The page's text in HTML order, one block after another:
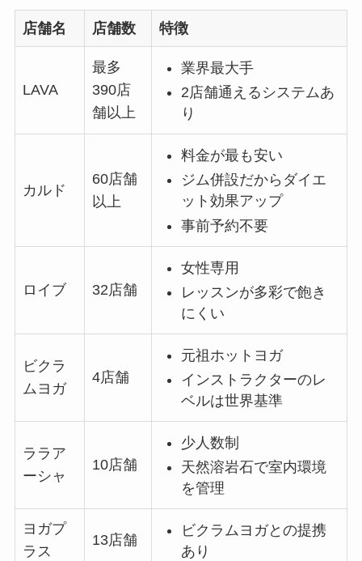
店舗名 店舗数 特徴
LAVA
最多
390店
舗以上
業界最大手
2店舗通えるシステムあ
り
カルド
60店舗
以上
料金が最も安い
ジム併設だからダイエ
ット効果アップ
事前予約不要
ロイブ 32店舗
女性専用
レッスンが多彩で飽き
にくい
ビクラ
ムヨガ
4店舗
元祖ホットヨガ
インストラクターのレ
ベルは世界基準
ララア
ーシャ
10店舗
少人数制
天然溶岩石で室内環境
を管理
ヨガプ
ラス
13店舗
ビクラムヨガとの提携
あり